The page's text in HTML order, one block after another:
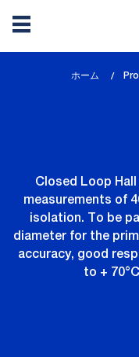
ホーム
Closed Loop
measurements of
isolation. To be
diameter for the
accuracy, good
to +